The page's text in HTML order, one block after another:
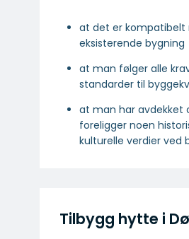
at det er kompatibelt
eksisterende bygning
at man følger alle
standarder til
at man har avdekket
foreligger noen
kulturelle verdier ved
Tilbygg hytte i